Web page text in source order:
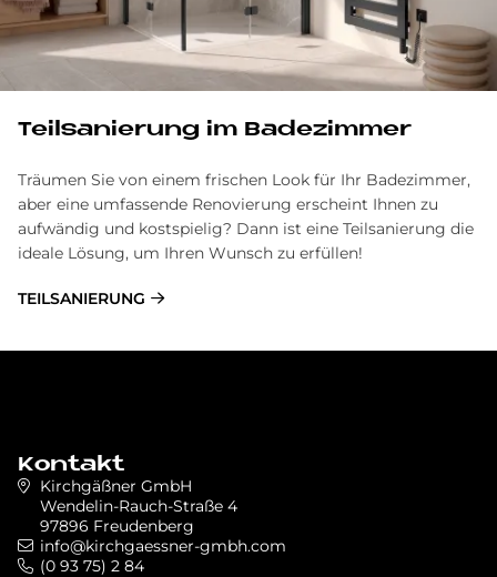
Teilsanierung im Badezimmer
Träumen Sie von einem frischen Look für Ihr Badezimmer,
aber eine umfassende Renovierung erscheint Ihnen zu
aufwändig und kostspielig? Dann ist eine Teilsanierung die
ideale Lösung, um Ihren Wunsch zu erfüllen!
TEILSANIERUNG
Kontakt
Kirchgäßner GmbH
Wendelin-Rauch-Straße 4
97896 Freudenberg
info@kirchgaessner-gmbh.com
(0 93 75) 2 84